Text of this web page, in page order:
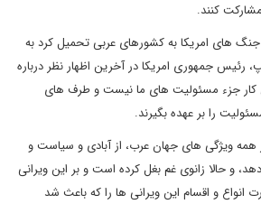
کنند.
های امریکا به کشورهای عربی تحمیل کرد به
رئیس جمهوری امریکا در آخرین اظهار نظر درباره
کار جزء مسئولیت های ما نیست و طرف های
را بر عهده بگیرند.
همه ویژگی های جهان عرب، از آبادی و سیاست و
و حالا زانوی غم بغل کرده است و بر این ویرانی
و اقسام این ویرانی ها را که باعث شد